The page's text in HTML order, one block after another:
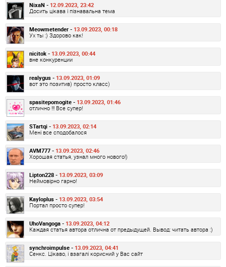
NixaN - 12.09.2023, 23:42
Досить цікава і пізнавальна тема
Meowmetender - 13.09.2023, 00:18
Ух ты :) Здорово как!
nicitok - 13.09.2023, 00:44
вне конкуренции
realygus - 13.09.2023, 01:09
вот это позитив) просто класс)
spasitepomogite - 13.09.2023, 01:46
отлично !!! Все супер!
STartqi - 13.09.2023, 02:14
Мені все сподобалося
AVM777 - 13.09.2023, 02:46
Хорошая статья, узнал много нового!)
Lipton228 - 13.09.2023, 03:09
Неймовірно гарно!
Kayloplus - 13.09.2023, 03:54
Портал просто супер!
UhoVangoga - 13.09.2023, 04:12
Каждая статья автора отлична от предыдущей. Вывод: читать автора :)
synchroimpulse - 13.09.2023, 04:41
Сенкс. Цікаво, і взагалі корисний у Вас сайт